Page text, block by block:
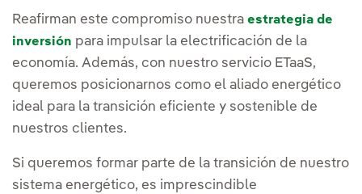
Reafirman este compromiso nuestra estrategia de
inversión para impulsar la electrificación de la
economía. Además, con nuestro servicio ETaaS,
queremos posicionarnos como el aliado energético
ideal para la transición eficiente y sostenible de
nuestros clientes.
Si queremos formar parte de la transición de nuestro
sistema energético, es imprescindible